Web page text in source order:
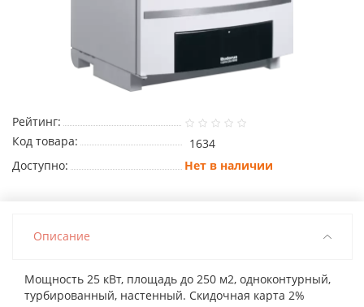
Рейтинг:
Код товара:
1634
Доступно:
Нет в наличии
Описание
Мощность 25 кВт, площадь до 250 м2, одноконтурный,
турбированный, настенный. Скидочная карта 2%